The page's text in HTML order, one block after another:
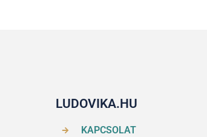
LUDOVIKA.HU
KAPCSOLAT